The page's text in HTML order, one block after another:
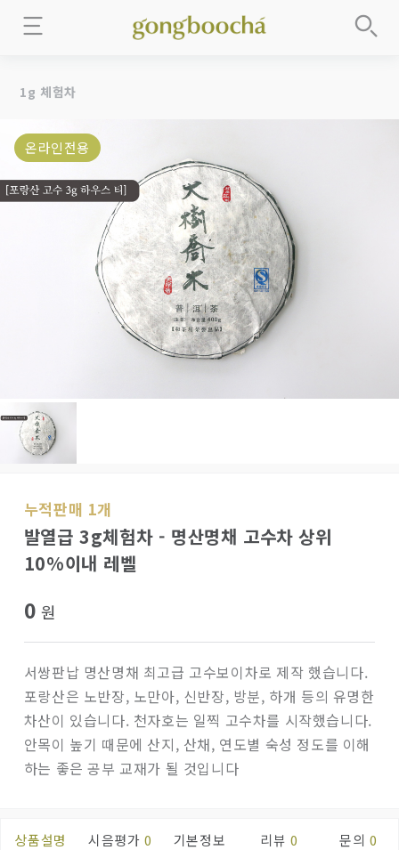
1g 체험차
온라인전용
누적판매 1개
발열급 3g체험차 - 명산명채 고수차 상위
10%이내 레벨
0 원
서쌍판납 명산명채 최고급 고수보이차로 제작 했습니다.
포랑산은 노반장, 노만아, 신반장, 방분, 하개 등의 유명한
차산이 있습니다. 천자호는 일찍 고수차를 시작했습니다.
안목이 높기 때문에 산지, 산채, 연도별 숙성 정도를 이해
하는 좋은 공부 교재가 될 것입니다
상품설명 시음평가 0 기본정보 리뷰 0 문의 0